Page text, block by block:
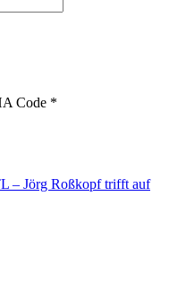
Code *
– Jörg Roßkopf trifft auf